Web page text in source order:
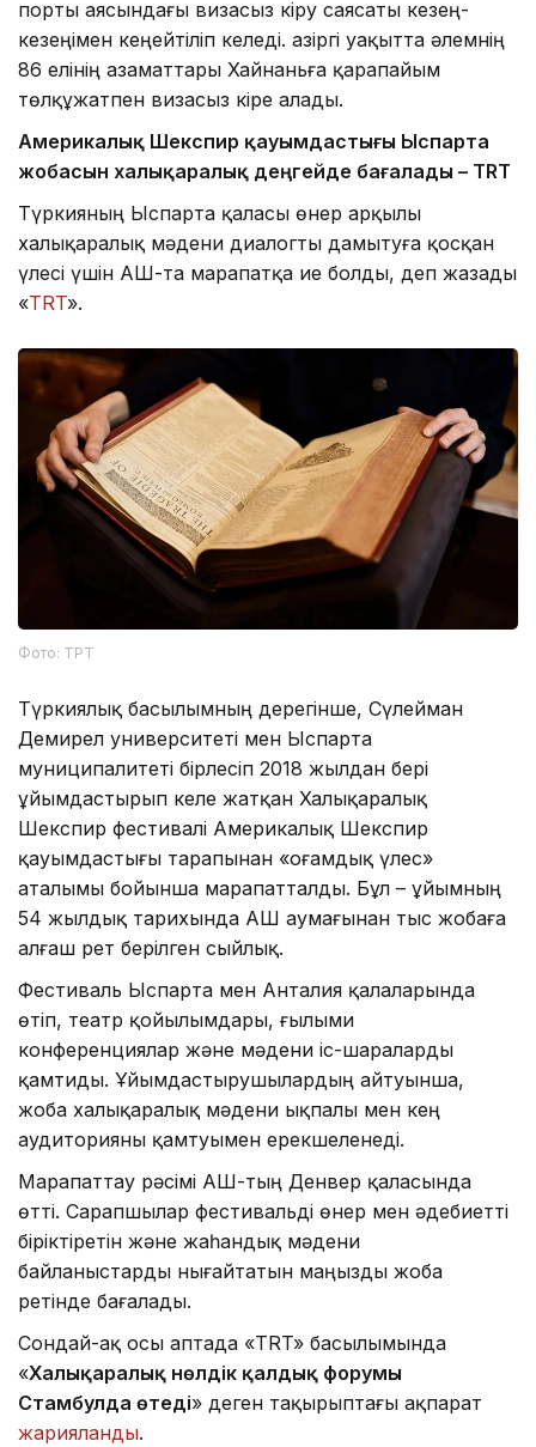
порты аясындағы визасыз кіру саясаты кезең-
кезеңімен кеңейтіліп келеді. Қазіргі уақытта әлемнің
86 елінің азаматтары Хайнаньға қарапайым
төлқұжатпен визасыз кіре алады.
Америкалық Шекспир қауымдастығы Ыспарта
жобасын халықаралық деңгейде бағалады – TRT
Түркияның Ыспарта қаласы өнер арқылы
халықаралық мәдени диалогты дамытуға қосқан
үлесі үшін АҚШ-та марапатқа ие болды, деп жазады
«TRT».
Фото: ТРТ
Түркиялық басылымның дерегінше, Сүлейман
Демирел университеті мен Ыспарта
муниципалитеті бірлесіп 2018 жылдан бері
ұйымдастырып келе жатқан Халықаралық
Шекспир фестивалі Америкалық Шекспир
қауымдастығы тарапынан «Қоғамдық үлес»
аталымы бойынша марапатталды. Бұл – ұйымның
54 жылдық тарихында АҚШ аумағынан тыс жобаға
алғаш рет берілген сыйлық.
Фестиваль Ыспарта мен Анталия қалаларында
өтіп, театр қойылымдары, ғылыми
конференциялар және мәдени іс-шараларды
қамтиды. Ұйымдастырушылардың айтуынша,
жоба халықаралық мәдени ықпалы мен кең
аудиторияны қамтуымен ерекшеленеді.
Марапаттау рәсімі АҚШ-тың Денвер қаласында
өтті. Сарапшылар фестивальді өнер мен әдебиетті
біріктіретін және жаһандық мәдени
байланыстарды нығайтатын маңызды жоба
ретінде бағалады.
Сондай-ақ осы аптада «TRT» басылымында
«Халықаралық нөлдік қалдық форумы
Стамбулда өтеді» деген тақырыптағы ақпарат
жарияланды.